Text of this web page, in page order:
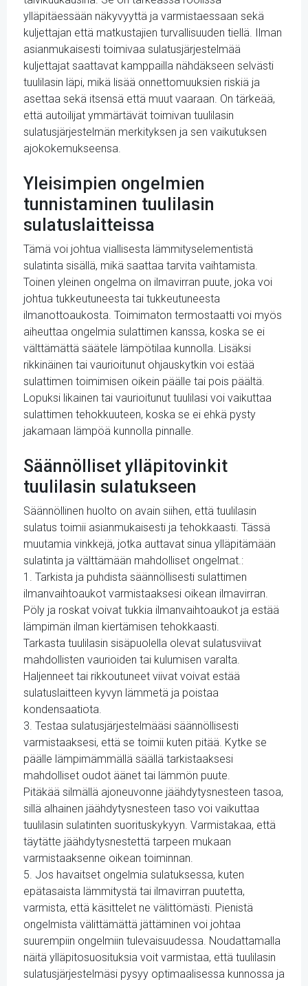
ylläpitäessään näkyvyyttä ja varmistaessaan sekä
kuljettajan että matkustajien turvallisuuden tiellä. Ilman
asianmukaisesti toimivaa sulatusjärjestelmää
kuljettajat saattavat kamppailla nähdäkseen selvästi
tuulilasin läpi, mikä lisää onnettomuuksien riskiä ja
asettaa sekä itsensä että muut vaaraan. On tärkeää,
että autoilijat ymmärtävät toimivan tuulilasin
sulatusjärjestelmän merkityksen ja sen vaikutuksen
ajokokemukseensa.
Yleisimpien ongelmien
tunnistaminen tuulilasin
sulatuslaitteissa
Tämä voi johtua viallisesta lämmityselementistä
sulatinta sisällä, mikä saattaa tarvita vaihtamista.
Toinen yleinen ongelma on ilmavirran puute, joka voi
johtua tukkeutuneesta tai tukkeutuneesta
ilmanottoaukosta. Toimimaton termostaatti voi myös
aiheuttaa ongelmia sulattimen kanssa, koska se ei
välttämättä säätele lämpötilaa kunnolla. Lisäksi
rikkinäinen tai vaurioitunut ohjauskytkin voi estää
sulattimen toimimisen oikein päälle tai pois päältä.
Lopuksi likainen tai vaurioitunut tuulilasi voi vaikuttaa
sulattimen tehokkuuteen, koska se ei ehkä pysty
jakamaan lämpöä kunnolla pinnalle.
Säännölliset ylläpitovinkit
tuulilasin sulatukseen
Säännöllinen huolto on avain siihen, että tuulilasin
sulatus toimii asianmukaisesti ja tehokkaasti. Tässä
muutamia vinkkejä, jotka auttavat sinua ylläpitämään
sulatinta ja välttämään mahdolliset ongelmat.:
1. Tarkista ja puhdista säännöllisesti sulattimen
ilmanvaihtoaukot varmistaaksesi oikean ilmavirran.
Pöly ja roskat voivat tukkia ilmanvaihtoaukot ja estää
lämpimän ilman kiertämisen tehokkaasti.
Tarkasta tuulilasin sisäpuolella olevat sulatusviivat
mahdollisten vaurioiden tai kulumisen varalta.
Haljenneet tai rikkoutuneet viivat voivat estää
sulatuslaitteen kyvyn lämmetä ja poistaa
kondensaatiota.
3. Testaa sulatusjärjestelmääsi säännöllisesti
varmistaaksesi, että se toimii kuten pitää. Kytke se
päälle lämpimämmällä säällä tarkistaaksesi
mahdolliset oudot äänet tai lämmön puute.
Pitäkää silmällä ajoneuvonne jäähdytysnesteen tasoa,
sillä alhainen jäähdytysnesteen taso voi vaikuttaa
tuulilasin sulatinten suorituskykyyn. Varmistakaa, että
täytätte jäähdytysnestettä tarpeen mukaan
varmistaaksenne oikean toiminnan.
5. Jos havaitset ongelmia sulatuksessa, kuten
epätasaista lämmitystä tai ilmavirran puutetta,
varmista, että käsittelet ne välittömästi. Pienistä
ongelmista välittämättä jättäminen voi johtaa
suurempiin ongelmiin tulevaisuudessa. Noudattamalla
näitä ylläpitosuosituksia voit varmistaa, että tuulilasin
sulatusjärjestelmäsi pysyy optimaalisessa kunnossa ja